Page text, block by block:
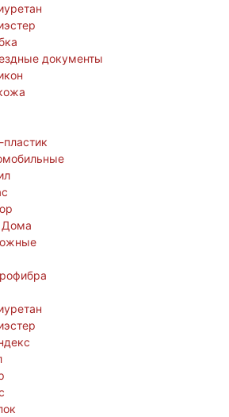
документы
Дома